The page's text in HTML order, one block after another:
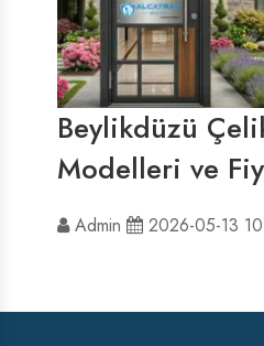
Beylikdüzü
Modelleri ve
Admin 2026-05-13